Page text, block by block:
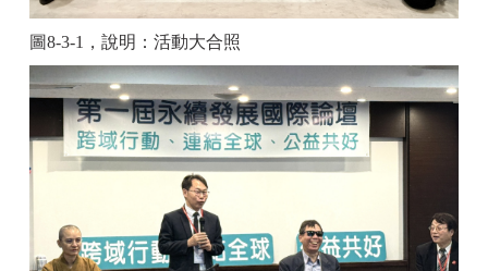
圖8-3-1，說明：活動大合照